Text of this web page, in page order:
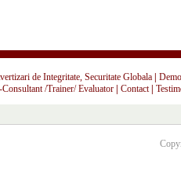
de Integritate, Securitate Globala
/Trainer/ Evaluator
Contact